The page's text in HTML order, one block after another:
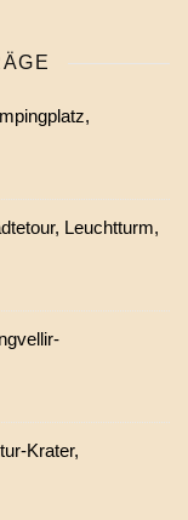
Leuchtturm,
Krater,